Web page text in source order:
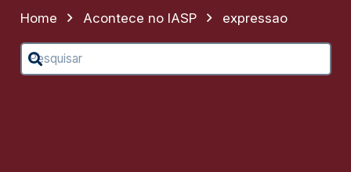
Home Acontece no IASP expressao